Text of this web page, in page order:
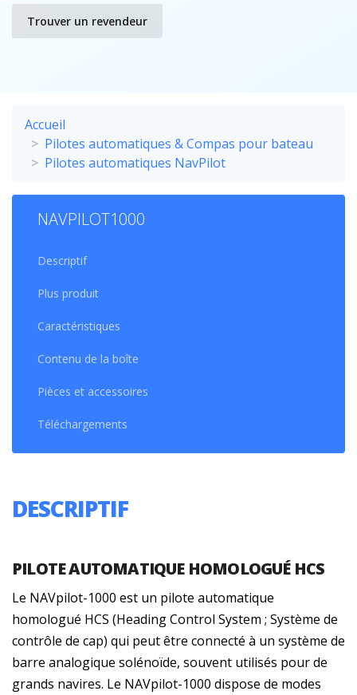
Trouver un revendeur
Accueil
Pilotes automatiques & Compas pour bateau
Pilotes automatiques NavPilot
NAVPILOT1000
Descriptif
Plus produit
Caractéristiques
Contenu de la boîte
Pièces et accessoires
Téléchargements
DESCRIPTIF
PILOTE AUTOMATIQUE HOMOLOGUÉ HCS
Le NAVpilot-1000 est un pilote automatique
homologué HCS (Heading Control System ; Système de
contrôle de cap) qui peut être connecté à un système de
barre analogique solénoïde, souvent utilisés pour de
grands navires. Le NAVpilot-1000 dispose de modes